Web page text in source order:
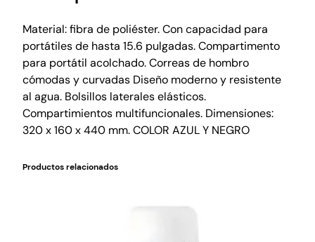
Material: fibra de poliéster. Con capacidad para
portátiles de hasta 15.6 pulgadas. Compartimento
para portátil acolchado. Correas de hombro
cómodas y curvadas Diseño moderno y resistente
al agua. Bolsillos laterales elásticos.
Compartimientos multifuncionales. Dimensiones:
320 x 160 x 440 mm. COLOR AZUL Y NEGRO
Productos relacionados